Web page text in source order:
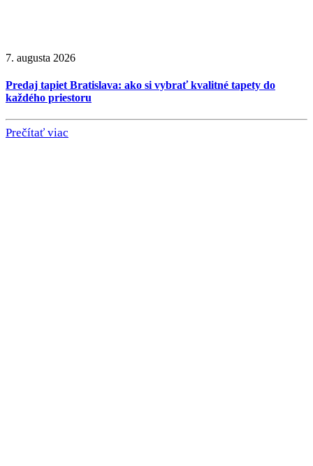
7. augusta 2026
Predaj tapiet Bratislava: ako si vybrať kvalitné tapety do
každého priestoru
Prečítať viac